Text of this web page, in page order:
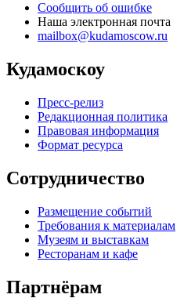
Сообщить об ошибке
Наша электронная почта
mailbox@kudamoscow.ru
Кудамоскоу
Пресс-релиз
Редакционная политика
Правовая информация
Формат ресурса
Сотрудничество
Размещение событий
Требования к материалам
Музеям и выставкам
Ресторанам и кафе
Партнёрам